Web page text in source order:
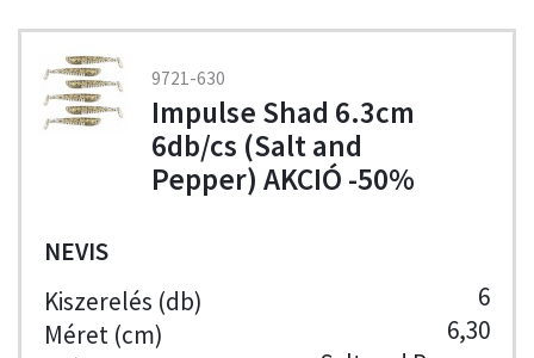
9721-630
Impulse Shad 6.3cm
6db/cs (Salt and
Pepper) AKCIÓ -50%
NEVIS
6
6,30